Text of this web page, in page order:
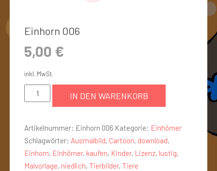
Einhorn 006
5,00 €
inkl. MwSt.
IN DEN WARENKORB
Artikelnummer: Einhorn 006 Kategorie: Einhörner
Schlagwörter: Ausmalbild, Cartoon, download,
Einhorn, Einhörner, kaufen, Kinder, Lizenz, lustig,
Malvorlage, niedlich, Tierbilder, Tiere